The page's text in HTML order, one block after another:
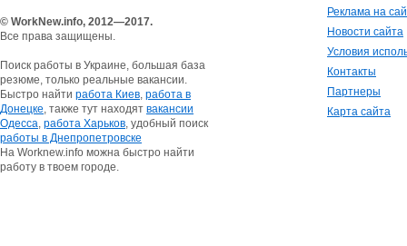
© WorkNew.info, 2012—2017.
Все права защищены.
Поиск работы в Украине, большая база
резюме, только реальные вакансии.
Быстро найти работа Киев, работа в
Донецке, также тут находят вакансии
Одесса, работа Харьков, удобный поиск
работы в Днепропетровске
На Worknew.info можна быстро найти
работу в твоем городе.
Реклама на
Новости сайта
Условия
Контакты
Партнеры
Карта сайта